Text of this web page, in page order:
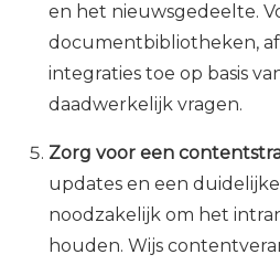
en het nieuwsgedeelte.
documentbibliotheken,
integraties toe op basis
daadwerkelijk vragen.
Zorg voor een
updates en een
noodzakelijk om het
houden. Wijs